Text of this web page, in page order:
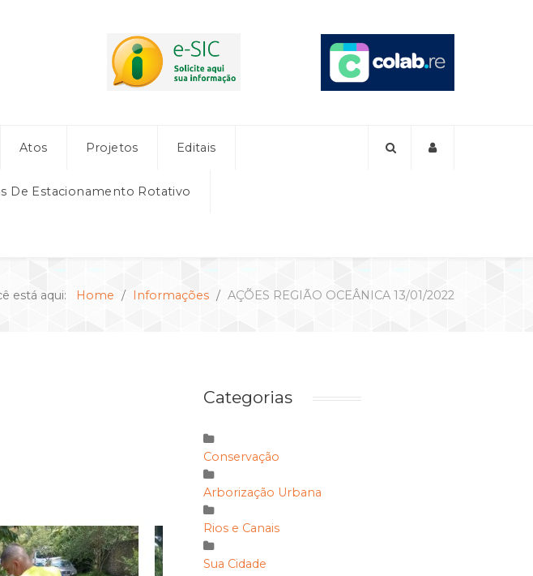
Atos Projetos Editais
De Estacionamento Rotativo
está aqui: Home Informações AÇÕES REGIÃO OCEÂNICA 13/01/2022
Categorias
Conservação
Arborização Urbana
Rios e Canais
Sua Cidade